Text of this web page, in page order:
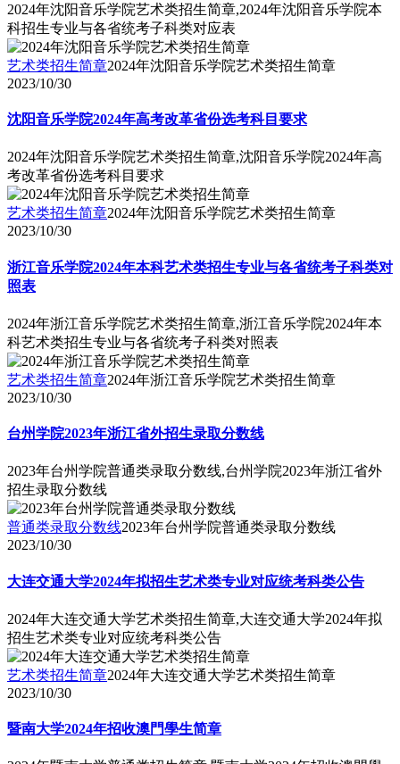
2024年沈阳音乐学院艺术类招生简章,2024年沈阳音乐学院本
科招生专业与各省统考子科类对应表
艺术类招生简章2024年沈阳音乐学院艺术类招生简章
2023/10/30
沈阳音乐学院2024年高考改革省份选考科目要求
2024年沈阳音乐学院艺术类招生简章,沈阳音乐学院2024年高
考改革省份选考科目要求
艺术类招生简章2024年沈阳音乐学院艺术类招生简章
2023/10/30
浙江音乐学院2024年本科艺术类招生专业与各省统考子科类对
照表
2024年浙江音乐学院艺术类招生简章,浙江音乐学院2024年本
科艺术类招生专业与各省统考子科类对照表
艺术类招生简章2024年浙江音乐学院艺术类招生简章
2023/10/30
台州学院2023年浙江省外招生录取分数线
2023年台州学院普通类录取分数线,台州学院2023年浙江省外
招生录取分数线
普通类录取分数线2023年台州学院普通类录取分数线
2023/10/30
大连交通大学2024年拟招生艺术类专业对应统考科类公告
2024年大连交通大学艺术类招生简章,大连交通大学2024年拟
招生艺术类专业对应统考科类公告
艺术类招生简章2024年大连交通大学艺术类招生简章
2023/10/30
暨南大学2024年招收澳門學生简章